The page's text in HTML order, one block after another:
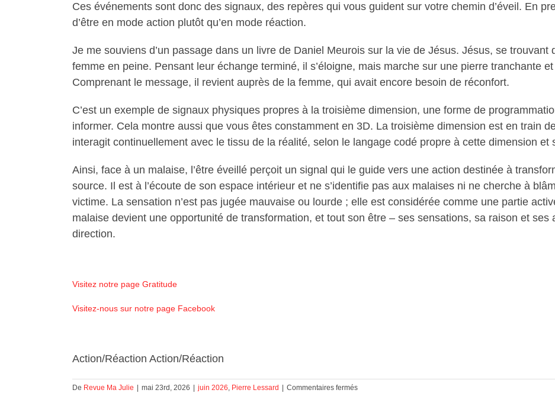
Ces événements sont donc des signaux, des repères qui vous guident sur votre chemin d’éveil. En
d’être en mode action plutôt qu’en mode réaction.
Je me souviens d’un passage dans un livre de Daniel Meurois sur la vie de Jésus. Jésus, se trouvant
femme en peine. Pensant leur échange terminé, il s’éloigne, mais marche sur une pierre tranchante
Comprenant le message, il revient auprès de la femme, qui avait encore besoin de réconfort.
C’est un exemple de signaux physiques propres à la troisième dimension, une forme de
informer. Cela montre aussi que vous êtes constamment en 3D. La troisième dimension est en train
interagit continuellement avec le tissu de la réalité, selon le langage codé propre à cette dimension et
Ainsi, face à un malaise, l’être éveillé perçoit un signal qui le guide vers une action destinée à
source. Il est à l’écoute de son espace intérieur et ne s’identifie pas aux malaises ni ne cherche à
victime. La sensation n’est pas jugée mauvaise ou lourde ; elle est considérée comme une partie
malaise devient une opportunité de transformation, et tout son être – ses sensations, sa raison et ses
direction.
Visitez notre page Gratitude
Visitez-nous sur notre page Facebook
Action/Réaction Action/Réaction
De Revue Ma Julie mai 23rd, 2026 juin 2026, Pierre Lessard Commentaires ferméssur